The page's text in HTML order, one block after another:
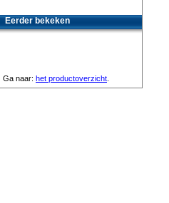
Eerder bekeken
Ga naar: het productoverzicht